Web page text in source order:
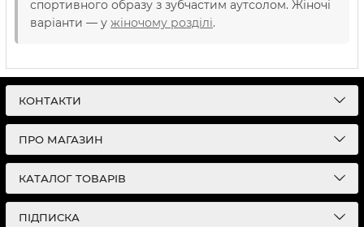
спортивного образу з зубчастим аутсолом. Жіночі
варіанти — у жіночому розділі.
КОНТАКТИ
ПРО МАГАЗИН
КАТАЛОГ ТОВАРІВ
ПІДПИСКА